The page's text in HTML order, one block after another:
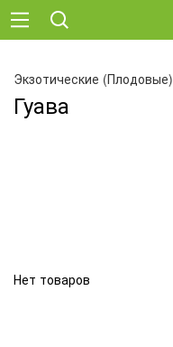
Экзотические (Плодовые)
Гуава
Нет товаров